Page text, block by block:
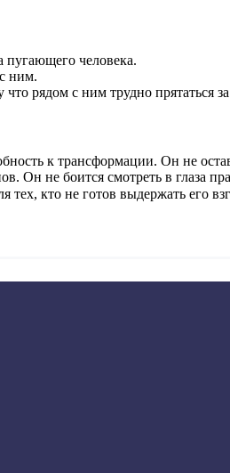
пугающего человека.
ним.
что рядом с ним трудно прятаться
к трансформации. Он не
. Он не боится смотреть в глаза
тех, кто не готов выдержать его